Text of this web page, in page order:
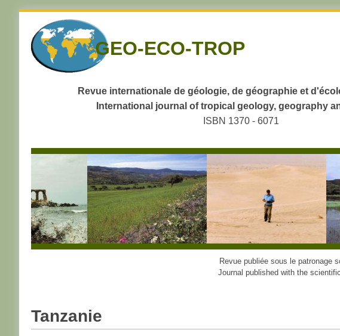
navigation
Skip
GEO-ECO-TROP
Revue internationale de géologie, de géographie et
International journal of tropical geology, geography
ISBN 1370 - 6071
Revue publiée sous le patronage
Journal published with the
Tanzanie